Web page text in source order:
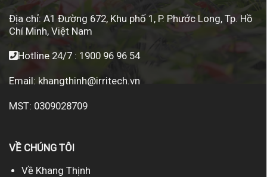
Địa chỉ: A1 Đường 672, Khu phố 1, P. Phước Long, Tp. Hồ
Chí Minh, Việt Nam
Hotline 24/7 : 1900 96 96 54
Email: khangthinh@irritech.vn
MST: 0309028709
VỀ CHÚNG TÔI
Về Khang Thịnh